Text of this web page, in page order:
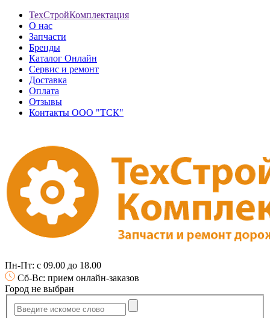
ТехСтройКомплектация
О нас
Запчасти
Бренды
Каталог Онлайн
Сервис и ремонт
Доставка
Оплата
Отзывы
Контакты ООО "ТСК"
Пн-Пт: с 09.00 до 18.00
Сб-Вс: прием онлайн-заказов
Город не выбран